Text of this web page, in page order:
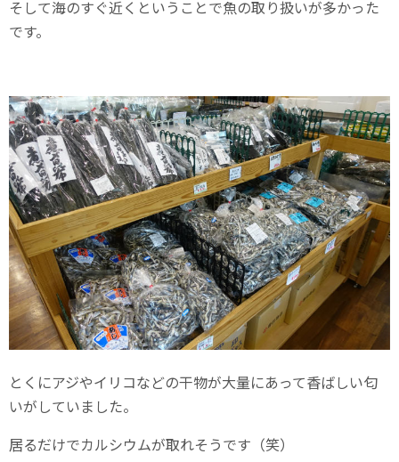
そして海のすぐ近くということで魚の取り扱いが多かった
です。
とくにアジやイリコなどの干物が大量にあって香ばしい匂
いがしていました。
居るだけでカルシウムが取れそうです（笑）